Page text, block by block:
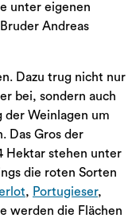
unter eigenen
Andreas
Dazu trug nicht nur
bei, sondern auch
Weinlagen um
Das Gros der
Hektar stehen unter
die roten Sorten
, Portugieser,
werden die Flächen